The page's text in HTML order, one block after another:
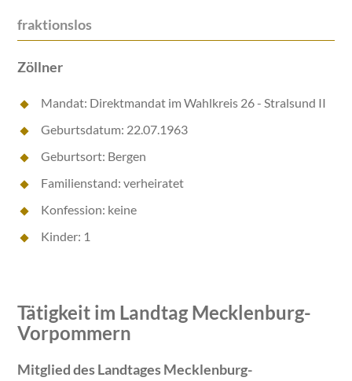
fraktionslos
Zöllner
Mandat: Direktmandat im Wahlkreis 26 - Stralsund II
Geburtsdatum: 22.07.1963
Geburtsort: Bergen
Familienstand: verheiratet
Konfession: keine
Kinder: 1
Tätigkeit im Landtag Mecklenburg-
Vorpommern
Mitglied des Landtages Mecklenburg-